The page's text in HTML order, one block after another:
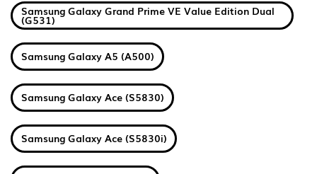
Samsung Galaxy Grand Prime VE Value Edition Dual
(G531)
Samsung Galaxy A5 (A500)
Samsung Galaxy Ace (S5830)
Samsung Galaxy Ace (S5830i)